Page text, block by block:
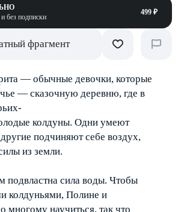
без подписки
499 ₽
фрагмент
— обычные девочки, которые
— сказочную деревню, где в
колдуны. Одни умеют
подчиняют себе воздух,
из земли.
подвластна сила воды. Чтобы
колдуньями, Полине и
многому научиться, так что